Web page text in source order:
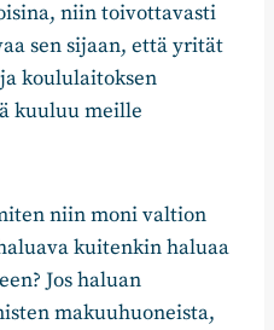
niin toivottavasti
sen sijaan, että yrität
koululaitoksen
kuuluu meille
niin moni valtion
kuitenkin haluaa
Jos haluan
makuuhuoneista,